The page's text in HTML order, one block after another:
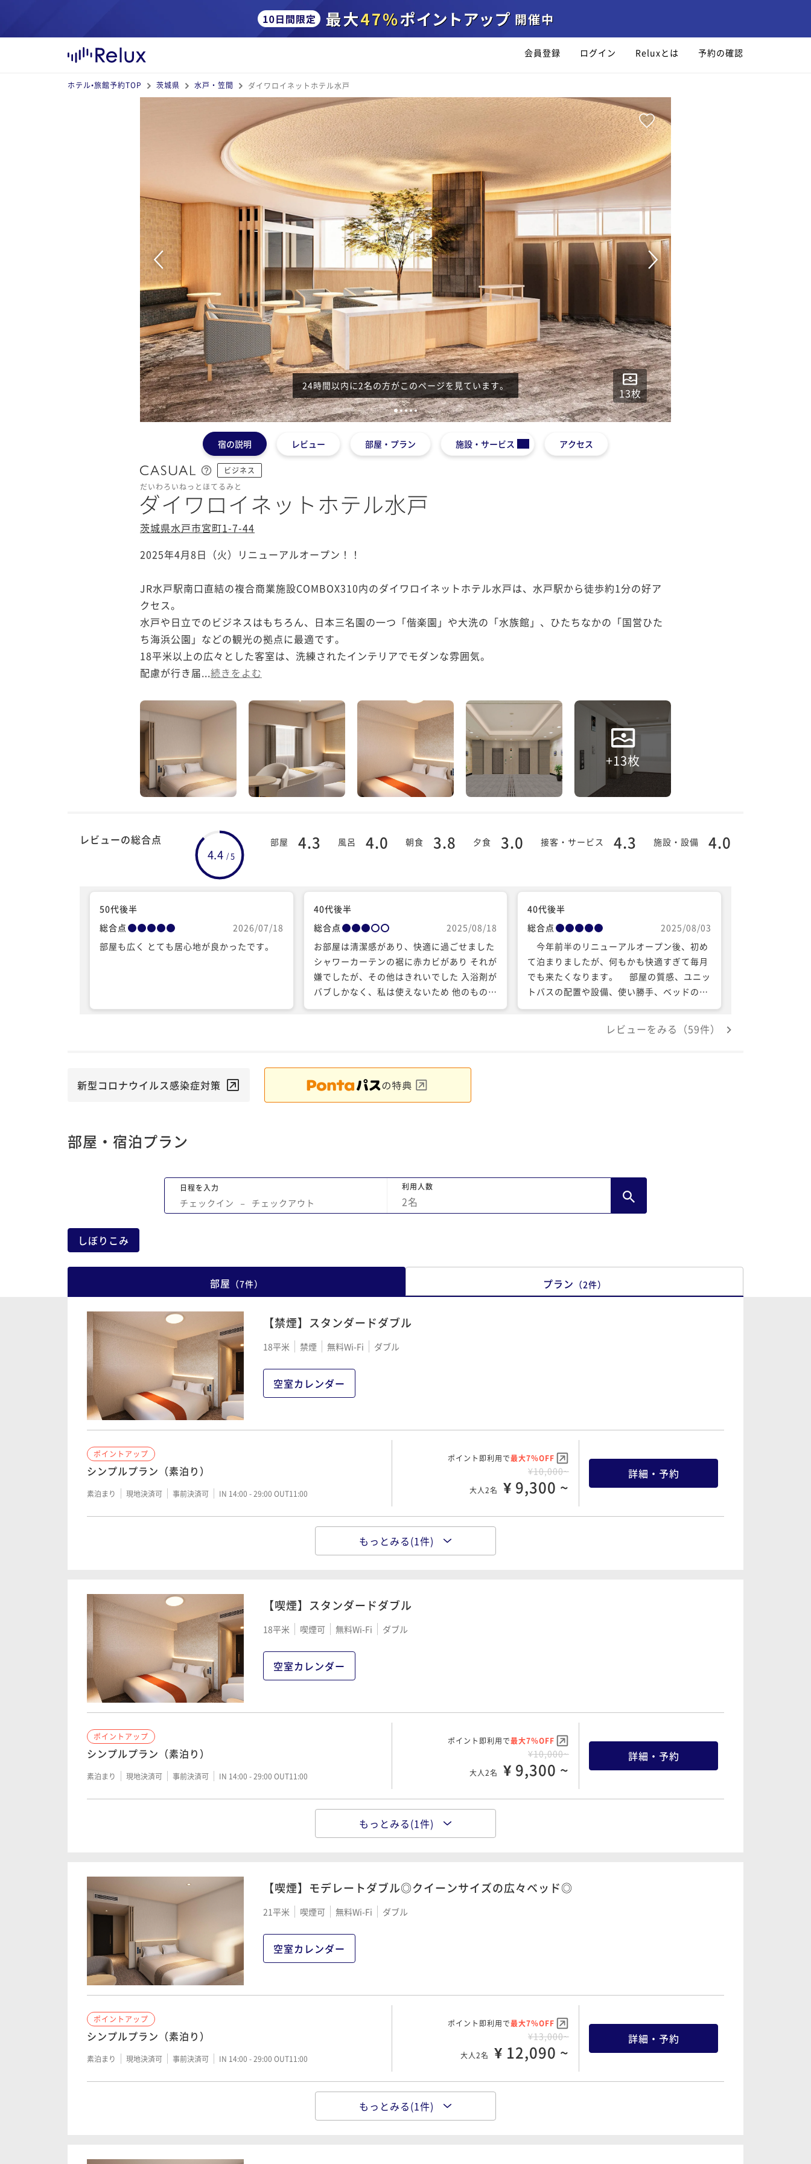
会員登録 ログイン Reluxとは 予約の確認
ホテル•旅館予約TOP 茨城県 水戸・笠間 ダイワロイネットホテル水戸
24時間以内に2名の方がこのページを見ています。
13枚
1 2345
宿の説明 レビュー 部屋・プラン 施設・サービス アクセス
ビジネス
だいわろいねっとほてるみと
ダイワロイネットホテル水戸
茨城県水戸市宮町1-7-44
2025年4月8日（火）リニューアルオープン！！
JR水戸駅南口直結の複合商業施設COMBOX310内のダイワロイネットホテル水戸は、水戸駅から徒歩約1分の好ア
クセス。
水戸や日立でのビジネスはもちろん、日本三名園の一つ「偕楽園」や大洗の「水族館」、ひたちなかの「国営ひた
ち海浜公園」などの観光の拠点に最適です。
18平米以上の広々とした客室は、洗練されたインテリアでモダンな雰囲気。
配慮が行き届...続きをよむ
+13枚
レビューの総合点
4.4 /5
部屋 4.3 風呂 4.0 朝食 3.8 夕食 3.0 接客・サービス 4.3 施設・設備 4.0
50代後半
総合点
2026/07/18
部屋も広く とても居心地が良かったです。
40代後半
総合点
2025/08/18
お部屋は清潔感があり、快適に過ごせました
シャワーカーテンの裾に赤カビがあり それが
嫌でしたが、その他はきれいでした 入浴剤が
バブしかなく、私は使えないため 他のものが
あったら良いなと思いました
40代後半
総合点
2025/08/03
今年前半のリニューアルオープン後、初め
て泊まりましたが、何もかも快適すぎて毎月
でも来たくなります。 部屋の質感、ユニッ
トバスの配置や設備、使い勝手、ベッドの休
みごこち、デスクで過ごす満足なひとと
しくお願いいたしますm(_ _)m
レビューをみる（59件）
新型コロナウイルス感染症対策
部屋・宿泊プラン
日程を入力
チェックイン − チェックアウト
利用人数
2名
しぼりこみ
部屋 （7件） プラン （2件）
【禁煙】スタンダードダブル
18平米 禁煙 無料Wi-Fi ダブル
空室カレンダー
ポイントアップ
シンプルプラン（素泊り）
素泊まり 現地決済可 事前決済可 IN 14:00 - 29:00 OUT11:00
ポイント即利用で最大7％OFF
¥10,000~
大人2名 ¥ 9,300 ~
詳細・予約
ポイント即利用で
もっとみる(1件)
【喫煙】スタンダードダブル
18平米 喫煙可 無料Wi-Fi ダブル
空室カレンダー
ポイントアップ
シンプルプラン（素泊り）
素泊まり 現地決済可 事前決済可 IN 14:00 - 29:00 OUT11:00
ポイント即利用で最大7％OFF
¥10,000~
大人2名 ¥ 9,300 ~
詳細・予約
ポイント即利用で
もっとみる(1件)
【喫煙】モデレートダブル◎クイーンサイズの広々ベッド◎
21平米 喫煙可 無料Wi-Fi ダブル
空室カレンダー
ポイントアップ
シンプルプラン（素泊り）
素泊まり 現地決済可 事前決済可 IN 14:00 - 29:00 OUT11:00
ポイント即利用で最大7％OFF
¥13,000~
大人2名 ¥ 12,090 ~
詳細・予約
ポイント即利用で
もっとみる(1件)